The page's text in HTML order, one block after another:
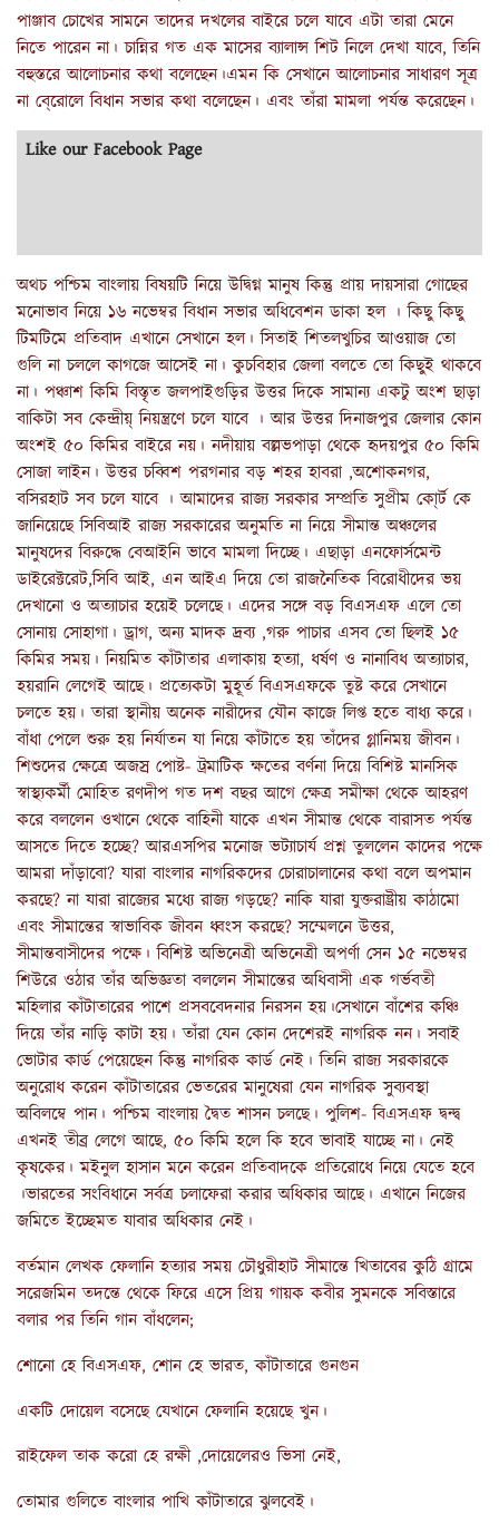
পাঞ্জাব চোখের সামনে তাদের দখলের বাইরে চলে যাবে এটা তারা মেনে
নিতে পারেন না। চান্নির গত এক মাসের ব্যালান্স শিট নিলে দেখা যাবে, তিনি
বহুস্তরে আলোচনার কথা বলেছেন।এমন কি সেখানে আলোচনার সাধারণ সূত্র
না বে্রোলে বিধান সভার কথা বলেছেন। এবং তাঁরা মামলা পর্যন্ত করেছেন।
Like our Facebook Page
অথচ পশ্চিম বাংলায় বিষয়টি নিয়ে উদ্বিগ্ন মানুষ কিন্তু প্রায় দায়সারা গোছের
মনোভাব নিয়ে ১৬ নভেম্বর বিধান সভার অধিবেশন ডাকা হল । কিছু কিছু
টিমটিমে প্রতিবাদ এখানে সেখানে হল। সিতাই শিতলখুচির আওয়াজ তো
গুলি না চললে কাগজে আসেই না। কুচবিহার জেলা বলতে তো কিছুই থাকবে
না। পঞ্চাশ কিমি বিস্তৃত জলপাইগুড়ির উত্তর দিকে সামান্য একটু অংশ ছাড়া
বাকিটা সব কেন্দ্রীয়্ নিয়ন্ত্রণে চলে যাবে । আর উত্তর দিনাজপুর জেলার কোন
অংশই ৫০ কিমির বাইরে নয়। নদীয়ায় বল্লভপাড়া থেকে হৃদয়পুর ৫০ কিমি
সোজা লাইন। উত্তর চব্বিশ পরগনার বড় শহর হাবরা ,অশোকনগর,
বসিরহাট সব চলে যাবে । আমাদের রাজ্য সরকার সম্প্রতি সুপ্রীম কো্র্ট কে
জানিয়েছে সিবিআই রাজ্য সরকারের অনুমতি না নিয়ে সীমান্ত অঞ্চলের
মানুষদের বিরুদ্ধে বেআইনি ভাবে মামলা দিচ্ছে। এছাড়া এনফোর্সমেন্ট
ডাইরেক্টরেট,সিবি আই, এন আইএ দিয়ে তো রাজনৈতিক বিরোধীদের ভয়
দেখানো ও অত্যাচার হয়েই চলেছে। এদের সঙ্গে বড় বিএসএফ এলে তো
সোনায় সোহাগা। ড্রাগ, অন্য মাদক দ্রব্য ,গরু পাচার এসব তো ছিলই ১৫
কিমির সময়। নিয়মিত কাঁটাতার এলাকায় হত্যা, ধর্ষণ ও নানাবিধ অত্যাচার,
হয়রানি লেগেই আছে। প্রত্যেকটা মুহূর্ত বিএসএফকে তুষ্ট করে সেখানে
চলতে হয়। তারা স্থানীয় অনেক নারীদের যৌন কাজে লিপ্ত হতে বাধ্য করে।
বাঁধা পেলে শুরু হয় নির্যাতন যা নিয়ে কাঁটাতে হয় তাঁদের গ্লানিময় জীবন।
শিশুদের ক্ষেত্রে অজস্র পোষ্ট- ট্রমাটিক ক্ষতের বর্ণনা দিয়ে বিশিষ্ট মানসিক
স্বাস্থ্যকর্মী মোহিত রণদীপ গত দশ বছর আগে ক্ষেত্র সমীক্ষা থেকে আহরণ
করে বললেন ওখানে থেকে বাহিনী যাকে এখন সীমান্ত থেকে বারাসত পর্যন্ত
আসতে দিতে হচ্ছে? আরএসপির মনোজ ভট্যাচার্য প্রশ্ন তুললেন কাদের পক্ষে
আমরা দাঁড়াবো? যারা বাংলার নাগরিকদের চোরাচালানের কথা বলে অপমান
করছে? না যারা রাজ্যের মধ্যে রাজ্য গড়ছে? নাকি যারা যুক্তরাষ্ট্রীয় কাঠামো
এবং সীমান্তের স্বাভাবিক জীবন ধ্বংস করছে? সম্মেলনে উত্তর,
সীমান্তবাসীদের পক্ষে। বিশিষ্ট অভিনেত্রী অভিনেত্রী অপর্ণা সেন ১৫ নভেম্বর
শিউরে ওঠার তাঁর অভিজ্ঞতা বললেন সীমান্তের অধিবাসী এক গর্ভবতী
মহিলার কাঁটাতারের পাশে প্রসববেদনার নিরসন হয়।সেখানে বাঁশের কঞ্চি
দিয়ে তাঁর নাড়ি কাটা হয়। তাঁরা যেন কোন দেশেরই নাগরিক নন। সবাই
ভোটার কার্ড পেয়েছেন কিন্তু নাগরিক কার্ড নেই। তিনি রাজ্য সরকারকে
অনুরোধ করেন কাঁটাতারের ভেতরের মানুষেরা যেন নাগরিক সুব্যবস্থা
অবিলম্বে পান। পশ্চিম বাংলায় দ্বৈত শাসন চলছে। পুলিশ- বিএসএফ দ্বন্দ্ব
এখনই তীব্র লেগে আছে, ৫০ কিমি হলে কি হবে ভাবাই যাচ্ছে না। নেই
কৃষকের। মইনুল হাসান মনে করেন প্রতিবাদকে প্রতিরোধে নিয়ে যেতে হবে
।ভারতের সংবিধানে সর্বত্র চলাফেরা করার অধিকার আছে। এখানে নিজের
জমিতে ইচ্ছেমত যাবার অধিকার নেই।
বর্তমান লেখক ফেলানি হত্যার সময় চৌধুরীহাট সীমান্তে খিতাবের কুঠি গ্রামে
সরেজমিন তদন্তে থেকে ফিরে এসে প্রিয় গায়ক কবীর সুমনকে সবিস্তারে
বলার পর তিনি গান বাঁধলেন;
শোনো হে বিএসএফ, শোন হে ভারত, কাঁটাতারে গুনগুন
একটি দোয়েল বসেছে যেখানে ফেলানি হয়েছে খুন।
রাইফেল তাক করো হে রক্ষী ,দোয়েলেরও ভিসা নেই,
তোমার গুলিতে বাংলার পাখি কাঁটাতারে ঝুলবেই।